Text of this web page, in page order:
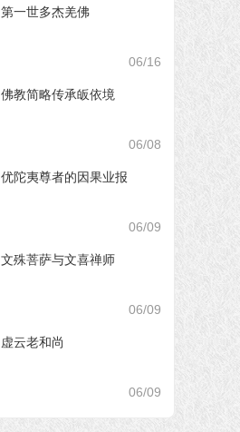
第一世多杰羌佛
06/16
佛教简略传承皈依境
06/08
优陀夷尊者的因果业报
06/09
文殊菩萨与文喜禅师
06/09
虚云老和尚
06/09